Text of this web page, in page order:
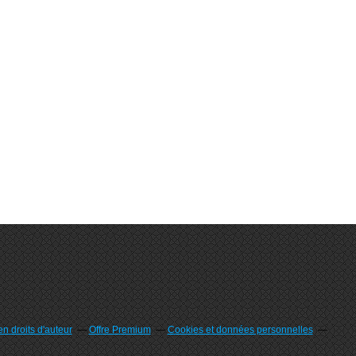
droits d'auteur Offre Premium
Cookies et données personnelles